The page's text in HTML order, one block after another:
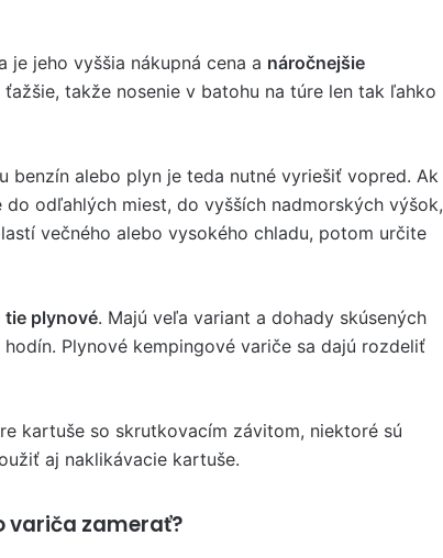
jeho vyššia nákupná cena a náročnejšie
takže nosenie v batohu na túre len tak ľahko
benzín alebo plyn je teda nutné vyriešiť vopred. Ak
do odľahlých miest, do vyšších nadmorských výšok,
večného alebo vysokého chladu, potom určite
tie plynové. Majú veľa variant a dohady skúsených
Plynové kempingové variče sa dajú rozdeliť
kartuše so skrutkovacím závitom, niektoré sú
aj naklikávacie kartuše.
variča zamerať?